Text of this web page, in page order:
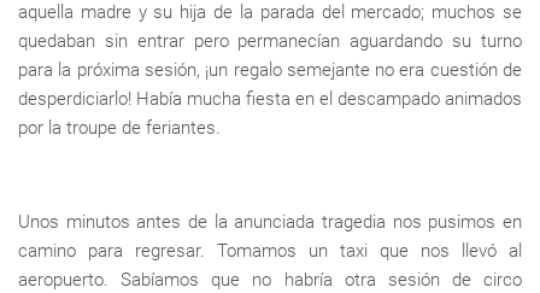
aquella madre y su hija de la parada del mercado; muchos se
quedaban sin entrar pero permanecían aguardando su turno
para la próxima sesión, ¡un regalo semejante no era cuestión de
desperdiciarlo! Había mucha fiesta en el descampado animados
por la troupe de feriantes.
Unos minutos antes de la anunciada tragedia nos pusimos en
camino para regresar. Tomamos un taxi que nos llevó al
aeropuerto. Sabíamos que no habría otra sesión de circo